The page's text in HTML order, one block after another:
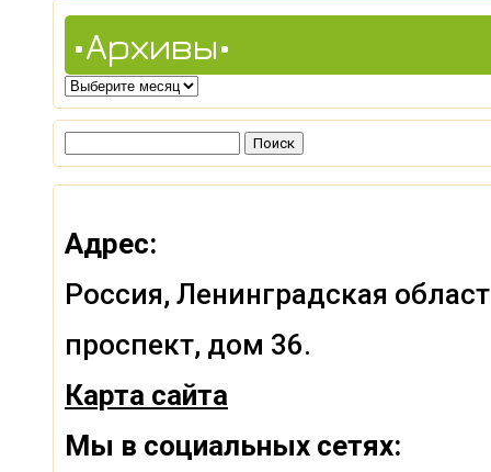
•Архивы•
•Архивы•
Адрес:
Россия, Ленинградская
проспект, дом 36.
Карта сайта
Мы в социальных сетях: